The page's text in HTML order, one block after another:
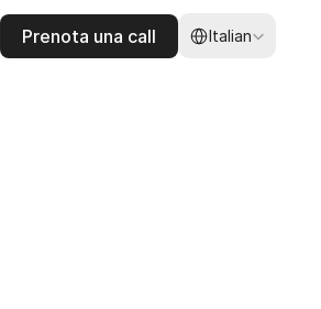
Prenota una call
Select Language
Italian